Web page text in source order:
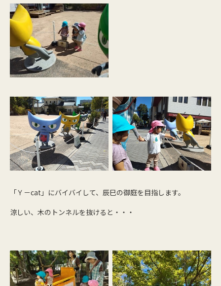
「Ｙ－cat」にバイバイして、辰巳の御庭を目指します。
涼しい、木のトンネルを抜けると・・・